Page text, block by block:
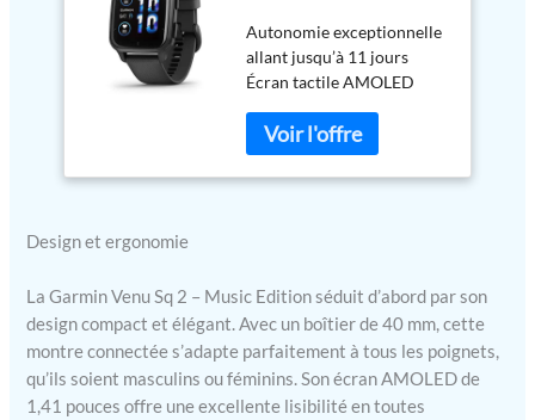
GPS Multisports avec
écran AMOLED et
Suivi santé - Gray
avec Bracelet Noir -
Boîtier 40 mm
Autonomie exceptionnelle
allant jusqu’à 11 jours
Écran tactile AMOLED
résistant Gorilla Glass
Musique intégrée
compatible avec Spotify,
yoga, HIIT, course à pied,
vélo, natation, Pilates, golf),
entraînements
personnalisés & coaching
gratuit Suivi santé : score
Design et ergonomie
La Garmin Venu Sq 2 – Music Edition séduit d’abord par son
design compact et élégant. Avec un boîtier de 40 mm, cette
montre connectée s’adapte parfaitement à tous les poignets,
qu’ils soient masculins ou féminins. Son écran AMOLED de
1,41 pouces offre une excellente lisibilité en toutes